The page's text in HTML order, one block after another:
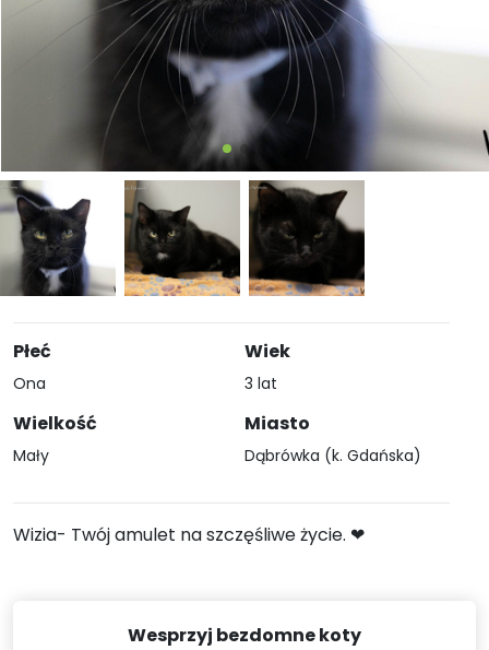
Płeć
Ona
Wielkość
Mały
Wiek
3 lat
Miasto
Dąbrówka (k. Gdańska)
Wizia- Twój amulet na szczęśliwe życie. ❤
Wesprzyj bezdomne koty